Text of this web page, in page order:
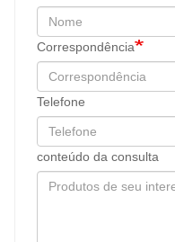
Correspondência
Telefone
conteúdo da consulta